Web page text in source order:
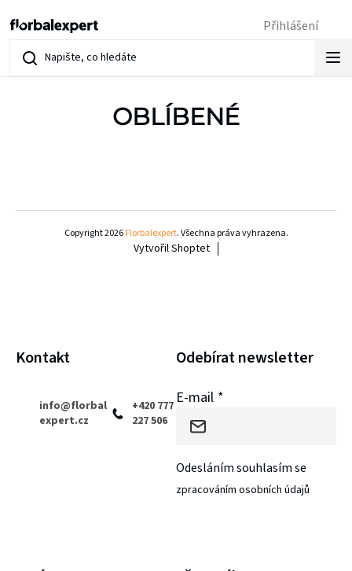
na
obsah
Přihlášení
OBLÍBENÉ
Kontakt
info@florbal
expert.cz
+420 777
227 506
Odebírat newsletter
E-mail
Odesláním souhlasím se
zpracováním osobních údajů
Vytvořil Shoptet
Copyright 2026Florbalexpert. Všechna práva vyhrazena.